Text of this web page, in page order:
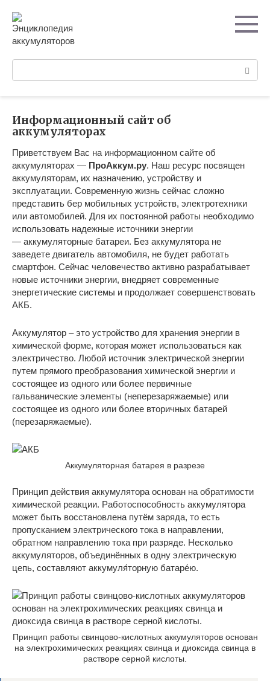
контенту
Информационный сайт об
аккумуляторах
Приветствуем Вас на информационном сайте об
аккумуляторах — ПроАккум.ру. Наш ресурс посвящен
аккумуляторам, их назначению, устройству и
эксплуатации. Современную жизнь сейчас сложно
представить беp мобильных устройств, электротехники
или автомобилей. Для их постоянной работы необходимо
использовать надежные источники энергии
— аккумуляторные батареи. Без аккумулятора не
заведете двигатель автомобиля, не будет работать
смартфон. Сейчас человечество активно разрабатывает
новые источники энергии, внедряет современные
энергетические системы и продолжает совершенствовать
АКБ.
Аккумулятор – это устройство для хранения энергии в
химической форме, которая может использоваться как
электричество. Любой источник электрической энергии
путем прямого преобразования химической энергии и
состоящее из одного или более первичные
гальванические элементы (неперезаряжаемые) или
состоящее из одного или более вторичных батарей
(перезаряжаемые).
Аккумуляторная батарея в разрезе
Принцип действия аккумулятора основан на обратимости
химической реакции. Работоспособность аккумулятора
может быть восстановлена путём заряда, то есть
пропусканием электрического тока в направлении,
обратном направлению тока при разряде. Несколько
аккумуляторов, объединённых в одну электрическую
цепь, составляют аккумуля́торную батаре́ю.
Принцип работы свинцово-кислотных аккумуляторов основан
на электрохимических реакциях свинца и диоксида свинца в
растворе серной кислоты.